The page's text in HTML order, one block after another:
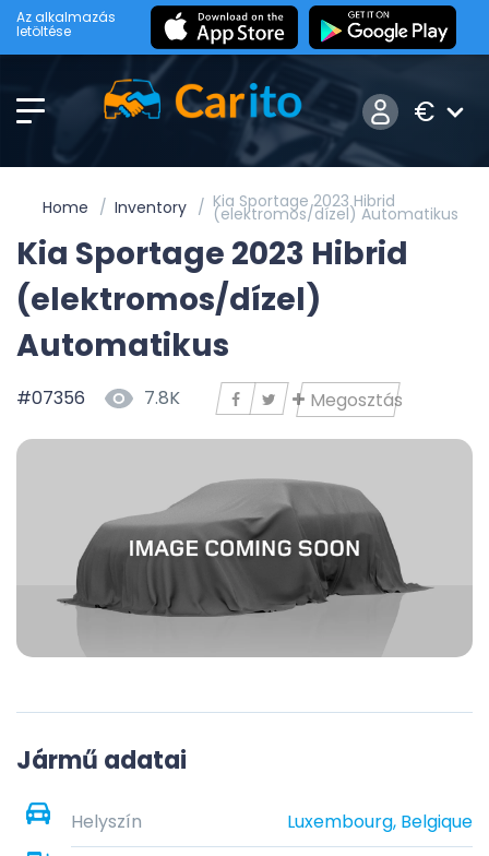
Az alkalmazás
letöltése
€
Home Inventory Kia Sportage 2023 Hibrid
(elektromos/dízel) Automatikus
Kia Sportage 2023 Hibrid
(elektromos/dízel)
Automatikus
#07356 7.8K Megosztás
Jármű adatai
Helyszín
Luxembourg, Belgique